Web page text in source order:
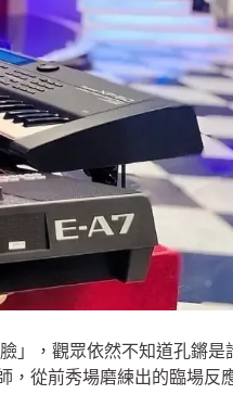
」，觀眾依然不知道孔鏘是
從前秀場磨練出的臨場反